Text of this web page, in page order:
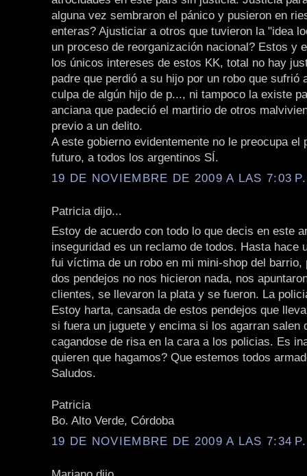
alguna vez sembraron el pánico y pusieron en
enteras? Ajusticiar a otros que tuvieron la "idea
un proceso de reorganización nacional? Estos y
los únicos intereses de estos KK, total no hay
padre que perdió a su hijo por un robo que sufrió
culpa de algún hijo de p..., ni tampoco la existe
anciana que padeció el martirio de otros
previo a un delito.
A este gobierno evidentemente no le preocupa el
futuro, a todos los argentinos SÍ.
19 DE NOVIEMBRE DE 2009 A LAS 7:03
Patricia dijo...
Estoy de acuerdo con todo lo que decis en este
inseguridad es un reclamo de todos. Hasta hace
fui víctima de un robo en mi mini-shop del barrio,
dos pendejos no nos hicieron nada, nos
clientes, se llevaron la plata y se fueron. La
Estoy harta, cansada de estos pendejos que
si fuera un juguete y encima si los agarran salen
cagandose de risa en la cara a los policias. Es
quieren que hagamos? Que estemos todos
Saludos.
Patricia
Bo. Alto Verde, Córdoba
19 DE NOVIEMBRE DE 2009 A LAS 7:34